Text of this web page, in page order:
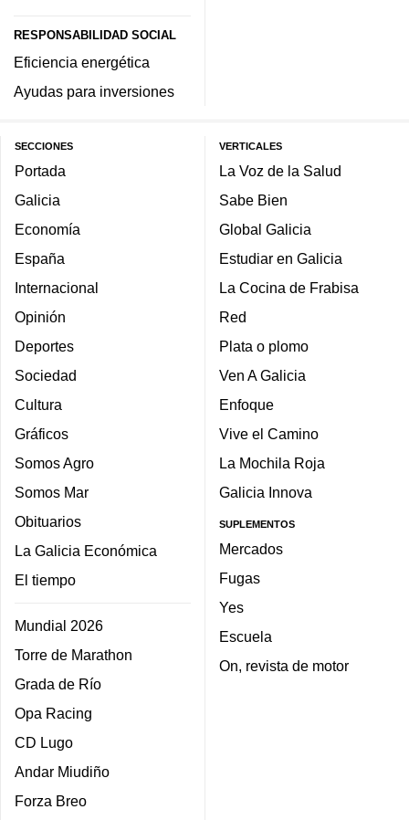
RESPONSABILIDAD SOCIAL
Eficiencia energética
Ayudas para inversiones
SECCIONES
Portada
Galicia
Economía
España
Internacional
Opinión
Deportes
Sociedad
Cultura
Gráficos
Somos Agro
Somos Mar
Obituarios
La Galicia Económica
El tiempo
Mundial 2026
Torre de Marathon
Grada de Río
Opa Racing
CD Lugo
Andar Miudiño
Forza Breo
VERTICALES
La Voz de la Salud
Sabe Bien
Global Galicia
Estudiar en Galicia
La Cocina de Frabisa
Red
Plata o plomo
Ven A Galicia
Enfoque
Vive el Camino
La Mochila Roja
Galicia Innova
SUPLEMENTOS
Mercados
Fugas
Yes
Escuela
On, revista de motor